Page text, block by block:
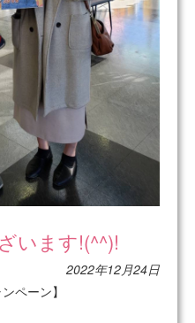
います!(^^)!
2022年12月24日
ペーン】